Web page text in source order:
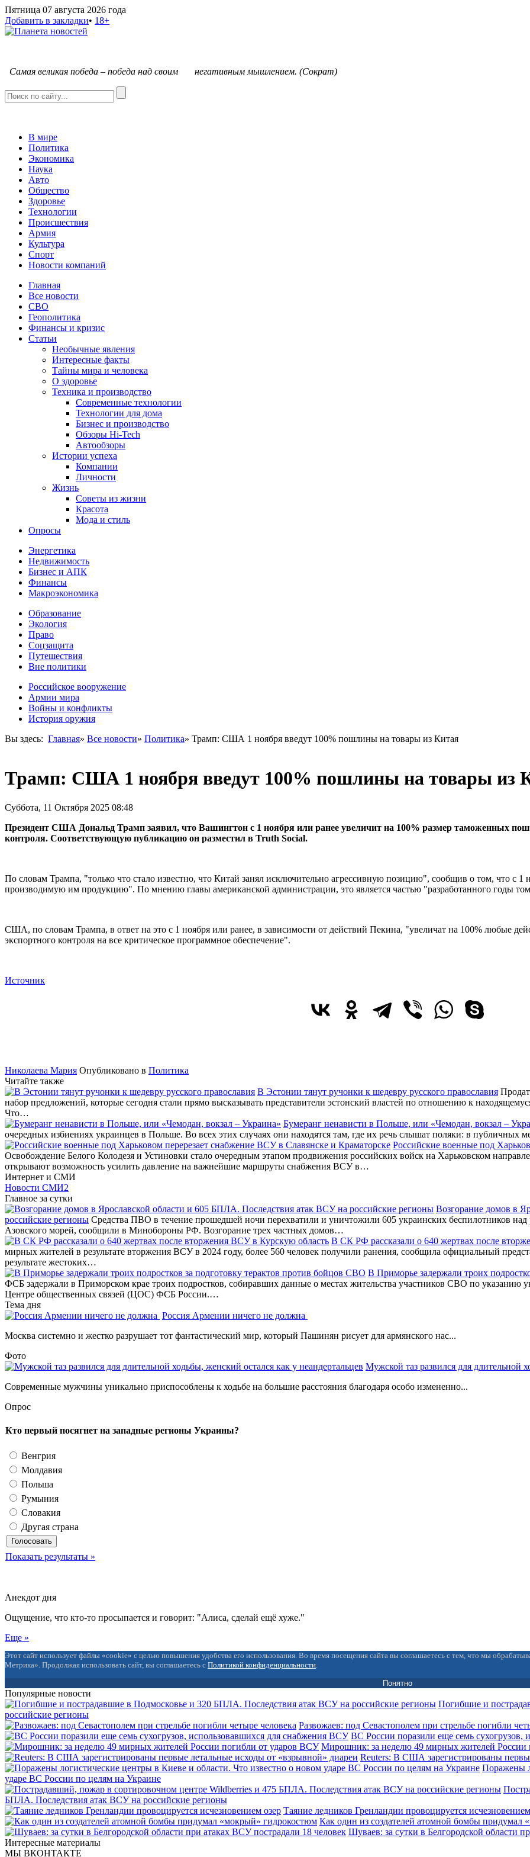
Пятница 07 августа 2026 года
Добавить в закладки• 18+
Самая великая победа – победа над своим негативным мышлением. (Сократ)
В мире
Политика
Экономика
Наука
Авто
Общество
Здоровье
Технологии
Происшествия
Армия
Культура
Спорт
Новости компаний
Главная
Все новости
СВО
Геополитика
Финансы и кризис
Статьи
Необычные явления
Интересные факты
Тайны мира и человека
О здоровье
Техника и производство
Современные технологии
Технологии для дома
Бизнес и производство
Обзоры Hi-Tech
Автообзоры
Истории успеха
Компании
Личности
Жизнь
Советы из жизни
Красота
Мода и стиль
Опросы
Энергетика
Недвижимость
Бизнес и АПК
Финансы
Макроэкономика
Образование
Экология
Право
Соцзащита
Путешествия
Вне политики
Российское вооружение
Армии мира
Войны и конфликты
История оружия
Вы здесь: Главная» Все новости» Политика» Трамп: США 1 ноября введут 100% пошлины на товары из Китая
Трамп: США 1 ноября введут 100% пошлины на товары из
Суббота, 11 Октября 2025 08:48
Президент США Дональд Трамп заявил, что Вашингтон с 1 ноября или ранее увеличит на 100% размер таможенных
контроля. Соответствующую публикацию он разместил в Truth Social.
По словам Трампа, "только что стало известно, что Китай занял исключительно агрессивную позицию", сообщив о том, что с 1
производимую им продукцию". По мнению главы американской администрации, это является частью "разработанного годы
США, по словам Трампа, в ответ на это с 1 ноября или ранее, в зависимости от действий Пекина, "увеличат на 100% любые
экспортного контроля на все критическое программное обеспечение".
Источник
Николаева Мария Опубликовано в Политика
Читайте также
В Эстонии тянут ручонки к шедевру русского православия
набор предложений, которые сегодня стали прямо высказывать представители эстонский властей по отношению к
Что…
Бумеранг ненависти в Польше, или «Чемодан, вокзал –
очередных избиениях украинцев в Польше. Во всех этих случаях они находятся там, где их речь слышат поляки: в публичных
Российские военные под
Освобождение Белого Колодезя и Устиновки стало очередным этапом продвижения российских войск на Харьковском
открывают возможность усилить давление на важнейшие маршруты снабжения ВСУ в…
Интернет и СМИ
Новости СМИ2
Главное за сутки
Возгорание домов в
российские регионы Средства ПВО в течение прошедшей ночи перехватили и уничтожили 605 украинских беспилотников
Азовского морей, сообщили в Минобороны РФ. Возгорание трех частных домов…
В СК РФ рассказали о 640 жертвах после
мирных жителей в результате вторжения ВСУ в 2024 году, более 560 человек получили ранения, сообщила официальный
результате жестоких…
В Приморье задержали троих
ФСБ задержали в Приморском крае троих подростков, собиравших данные о местах жительства участников СВО по указанию
Центре общественных связей (ЦОС) ФСБ России.…
Тема дня
Россия Армении ничего не должна
Москва системно и жестко разрушает тот фантастический мир, который Пашинян рисует для армянского нас...
Фото
Мужской таз развился для длительной
Современные мужчины уникально приспособлены к ходьбе на большие расстояния благодаря особо измененно...
Опрос
Кто первый посягнет на западные регионы Украины?
Венгрия
Молдавия
Польша
Румыния
Словакия
Другая страна
Показать результаты »
Анекдот дня
Ощущение, что кто-то просыпается и говорит: "Алиса, сделай ещё хуже."
Еще »
Этот сайт использует файлы «cookie» с целью повышения удобства его использования. Во время посещения сайта вы соглашаетесь с тем, что мы
Метрика». Продолжая использовать сайт, вы соглашаетесь с Политикой конфиденциальности.
Понятно
Популярные новости
Погибшие и
российские регионы
Развожаев: под Севастополем при стрельбе погибли
ВС России поразили еще семь
Мирошник: за неделю 49 мирных жителей России
Reuters: В США зарегистрированы
Поражены
ударе ВС России по целям на Украине
БПЛА. Последствия атак ВСУ на российские регионы
Таяние ледников Гренландии провоцируется
Как один из создателей атомной бомбы придумал
Шуваев: за сутки в Белгородской области
Интересные материалы
МЫ ВКОНТАКТЕ